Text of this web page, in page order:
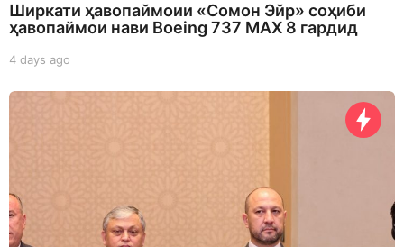
Ширкати ҳавопаймоии «Сомон Эйр» соҳиби
ҳавопаймои нави Boeing 737 MAX 8 гардид
4 days ago
a